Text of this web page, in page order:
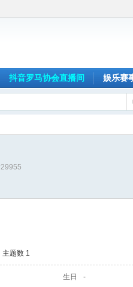
抖音罗马协会直播间 娱乐赛
主题数 1
生日 -